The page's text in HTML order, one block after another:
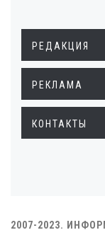
РЕДАКЦИЯ
РЕКЛАМА
КОНТАКТЫ
2007-2023.